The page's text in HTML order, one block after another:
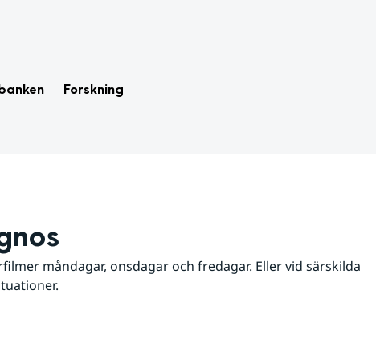
Forskning
måndagar, onsdagar och fredagar. Eller vid särskilda